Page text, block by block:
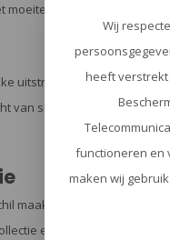
via de duimstud,
uitstraling, maar biedt ook
van slechts 99 gram is de
maakt. Deze Fuji is
en creëer talloze
Wij
heeft verstrekt
functioneren en
maken wij